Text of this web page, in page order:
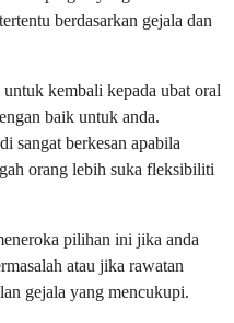
berdasarkan gejala dan
kembali kepada ubat oral
baik untuk anda.
sangat berkesan apabila
orang lebih suka fleksibiliti
pilihan ini jika anda
atau jika rawatan
gejala yang mencukupi.